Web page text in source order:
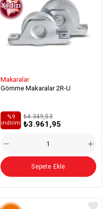
Makaralar
Gömme Makaralar 2R-U
₺3.961,95
₺4.349,53
%9
i̇ndirim
Sepete Ekle